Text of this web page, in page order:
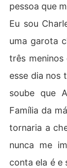
pessoa que
Eu sou
uma garota
três meninos
esse dia nos
soube que
Família da
tornaria a
nunca me
conta ela é e